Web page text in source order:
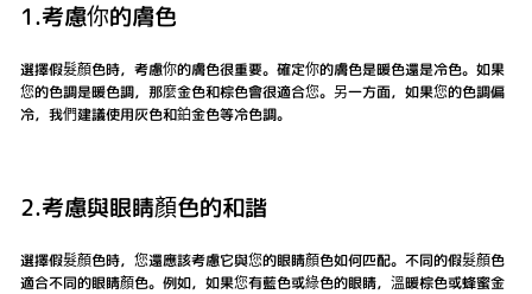
1.考慮你的膚色
選擇假髮顏色時，考慮你的膚色很重要。確定你的膚色是暖色還是冷色。如果
您的色調是暖色調，那麼金色和棕色會很適合您。另一方面，如果您的色調偏
冷，我們建議使用灰色和鉑金色等冷色調。
2.考慮與眼睛顏色的和諧
選擇假髮顏色時，您還應該考慮它與您的眼睛顏色如何匹配。不同的假髮顏色
適合不同的眼睛顏色。例如，如果您有藍色或綠色的眼睛，溫暖棕色或蜂蜜金